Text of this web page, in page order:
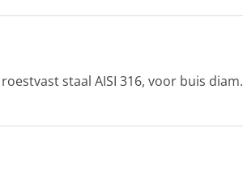
staal AISI 316, voor buis diam.